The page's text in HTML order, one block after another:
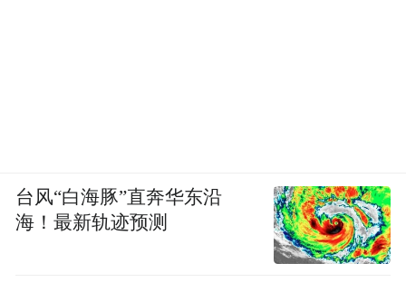
台风“白海豚”直奔华东沿
海！最新轨迹预测